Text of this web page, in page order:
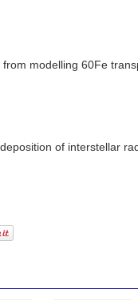
modelling 60Fe
of interstellar